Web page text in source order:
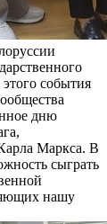
события
дню
Маркса. В
сыграть
нашу